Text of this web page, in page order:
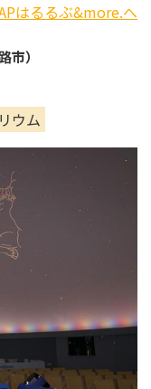
はるるぶ&more.へ
市）
ウム